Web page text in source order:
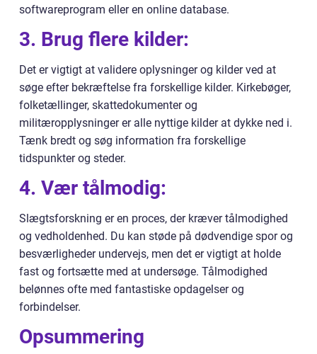
softwareprogram eller en online database.
3. Brug flere kilder:
Det er vigtigt at validere oplysninger og kilder ved at
søge efter bekræftelse fra forskellige kilder. Kirkebøger,
folketællinger, skattedokumenter og
militæropplysninger er alle nyttige kilder at dykke ned i.
Tænk bredt og søg information fra forskellige
tidspunkter og steder.
4. Vær tålmodig:
Slægtsforskning er en proces, der kræver tålmodighed
og vedholdenhed. Du kan støde på dødvendige spor og
besværligheder undervejs, men det er vigtigt at holde
fast og fortsætte med at undersøge. Tålmodighed
belønnes ofte med fantastiske opdagelser og
forbindelser.
Opsummering